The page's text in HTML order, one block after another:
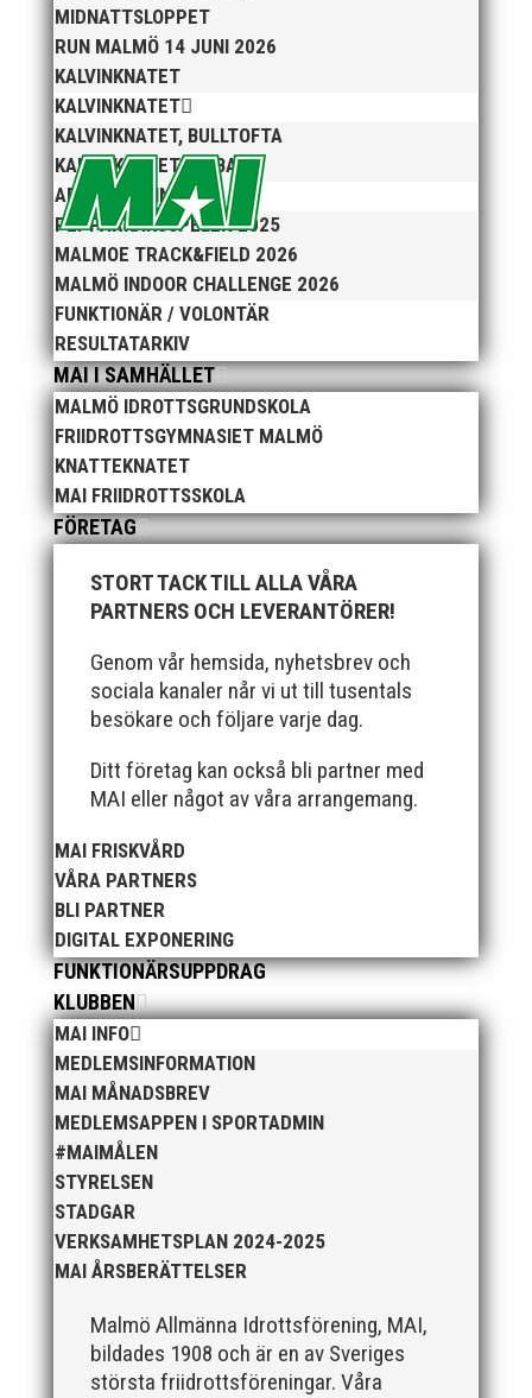
MIDNATTSLOPPET
RUN MALMÖ 14 JUNI 2026
KALVINKNATET
KALVINKNATET
KALVINKNATET, BULLTOFTA
KALVINKNATET, RIBBAN
ARENATÄVLINGAR
PEPPARKAKSSPELEN 2025
MALMOE TRACK&FIELD 2026
MALMÖ INDOOR CHALLENGE 2026
FUNKTIONÄR / VOLONTÄR
RESULTATARKIV
MAI I SAMHÄLLET
MALMÖ IDROTTSGRUNDSKOLA
FRIIDROTTSGYMNASIET MALMÖ
KNATTEKNATET
MAI FRIIDROTTSSKOLA
FÖRETAG
STORT TACK TILL ALLA VÅRA
PARTNERS OCH LEVERANTÖRER!
Genom vår hemsida, nyhetsbrev och
sociala kanaler når vi ut till tusentals
besökare och följare varje dag.
Ditt företag kan också bli partner med
MAI eller något av våra arrangemang.
MAI FRISKVÅRD
VÅRA PARTNERS
BLI PARTNER
DIGITAL EXPONERING
FUNKTIONÄRSUPPDRAG
KLUBBEN
MAI INFO
MEDLEMSINFORMATION
MAI MÅNADSBREV
MEDLEMSAPPEN I SPORTADMIN
#MAIMÅLEN
STYRELSEN
STADGAR
VERKSAMHETSPLAN 2024-2025
MAI ÅRSBERÄTTELSER
Malmö Allmänna Idrottsförening, MAI,
bildades 1908 och är en av Sveriges
största friidrottsföreningar. Våra
Efter att årsmötet avslutats följde en kväll med
stipendieutdelning, mat och underhållning.
Bilder från denna del hittar ni i länken nedan.
Stort tack till Bengt Bendéus som möjliggjorde
och generöst finansierade denna del av
kvällen. Fler bilder från MAI:s Årsmöte...
2025 innebar något av ett internationellt
Petersson. Året gav svenskt rekord, EM-silver
inomhus, dessutom sexa på VM inomhus och
elva på VM ute i somras. Och en stark tro på
mycket hänt...
När Friidrottssverige samlades för fest gick en
av utmärkelserna till MAI och Kalvinknatet –
Lasses skötebarn i alla år. MAI-delegationen
fick ta emot priset ”Årets pulshöjare”, och
bland annat fanns ordförande Fredrik Wennolf